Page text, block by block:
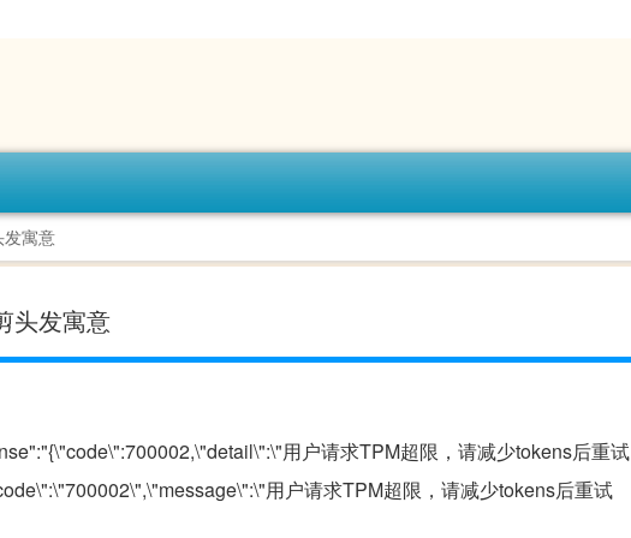
寓意
头发寓意
用户请求TPM超限，请减少tokens后重试
用户请求TPM超限，请减少tokens后重试